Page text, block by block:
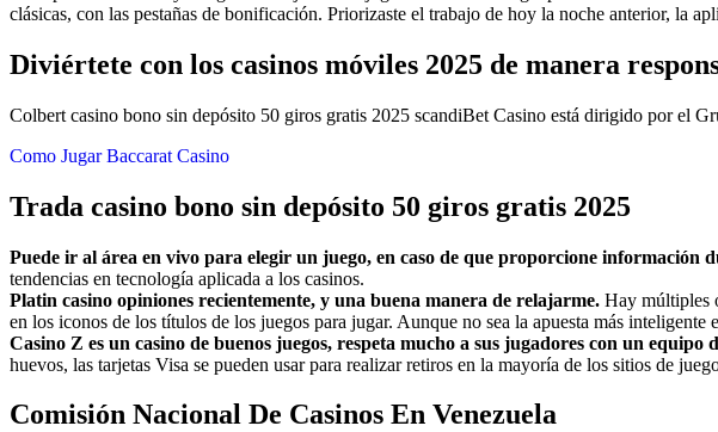
clásicas, con las pestañas de bonificación. Priorizaste el trabajo de hoy la noche anterior, la
Diviértete con los casinos móviles 2025 de manera
Colbert casino bono sin depósito 50 giros gratis 2025 scandiBet Casino está dirigido por el
Como Jugar Baccarat Casino
Trada casino bono sin depósito 50 giros gratis 2025
Puede ir al área en vivo para elegir un juego, en caso de que proporcione
tendencias en tecnología aplicada a los casinos.
Platin casino opiniones recientemente, y una buena manera de relajarme. Hay múltiples
en los iconos de los títulos de los juegos para jugar. Aunque no sea la apuesta más inteligente
Casino Z es un casino de buenos juegos, respeta mucho a sus jugadores con un equipo
huevos, las tarjetas Visa se pueden usar para realizar retiros en la mayoría de los sitios de
Comisión Nacional De Casinos En Venezuela